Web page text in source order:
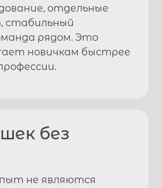
отдельные
стабильный
рядом. Это
новичкам быстрее
без
не являются